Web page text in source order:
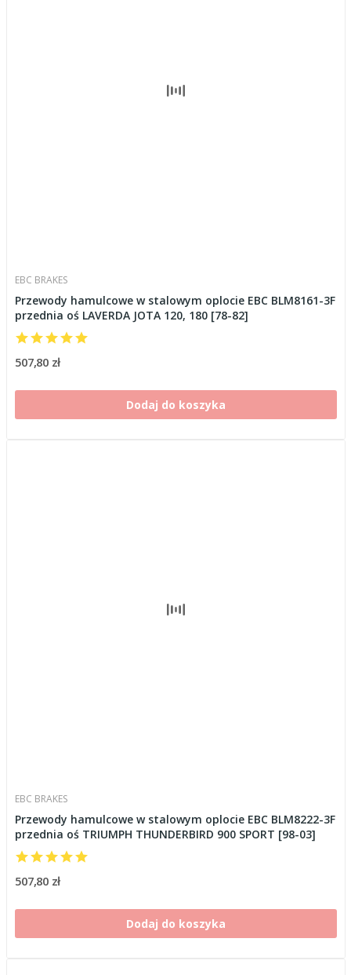
EBC BRAKES
Przewody hamulcowe w stalowym oplocie EBC BLM8161-3F
przednia oś LAVERDA JOTA 120, 180 [78-82]
507,80 zł
Dodaj do koszyka
EBC BRAKES
Przewody hamulcowe w stalowym oplocie EBC BLM8222-3F
przednia oś TRIUMPH THUNDERBIRD 900 SPORT [98-03]
507,80 zł
Dodaj do koszyka